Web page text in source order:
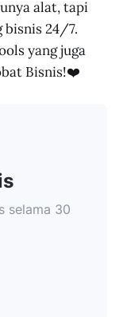
alat, tapi
bisnis 24/7.
yang juga
Bisnis!❤️
selama 30